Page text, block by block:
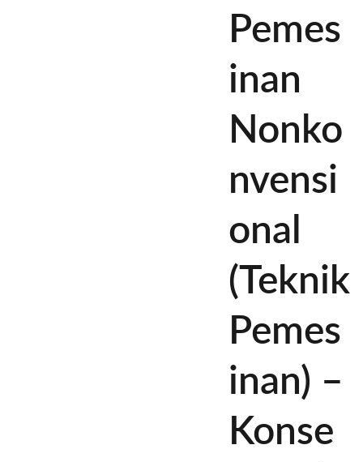
Pemes
inan
Nonko
nvensi
onal
(Teknik
Pemes
inan) –
Konse